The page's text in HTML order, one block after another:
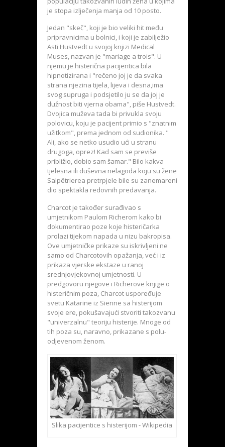
je stopa izlječenja manja od 10 posto.
Jedan "skeč", koji je bio veliki hit među
pripravnicima u bolnici, i koji je zabilježio
Asti Hustvedt u svojoj knjizi Medical
Muses, nazvan je "mariage a trois". U
njemu je histerična pacijentica bila
hipnotizirana i "rečeno joj je da svaka
strana njezina tijela, lijeva i desna,ima
svog supruga i podsjetilo ju se da joj je
dužnost biti vjerna obama", piše Hustvedt.
Dvojica muževa tada bi privukla svoju
polovicu, koju je pacijent primio s "znatnim
užitkom", prema jednom od sudionika. "
Ali, ako se netko usudio ući u stranu
drugoga, oprez! Kad sam se previše
približio, dobio sam šamar." Bilo kakva
tjelesna ili duševna nelagoda koju su žene
Salpêtrierea pretrpjele bile su zanemareni
dio spektakla redovnih predavanja.
Charcot je također surađivao s
umjetnikom Paulom Richerom kako bi
dokumentirao poze koje histeričarka
prolazi tijekom napada u nizu bakropisa.
Ove umjetničke prikaze su iskrivljeni ne
samo od Charcotovih opažanja, već i iz
prikaza vjerske ekstaze u ranoj
srednjovjekovnoj umjetnosti. U
predgovoru njegove i Richerove knjige o
histeričnim poza, Charcot uspoređuje
svetu Katarine iz Sienne sa histerijom
svoje ere, pokušavajući stvoriti takozvanu
"univerzalnu" teoriju histerije. Mnoge od
tih poza su, naravno, prikazane s polu-
odjevenom ženom.
Slika pacijentice s histerijom - Wikipedia